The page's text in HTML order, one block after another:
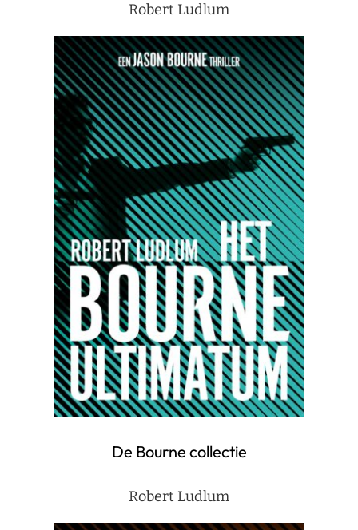
Robert Ludlum
De Bourne collectie
Robert Ludlum